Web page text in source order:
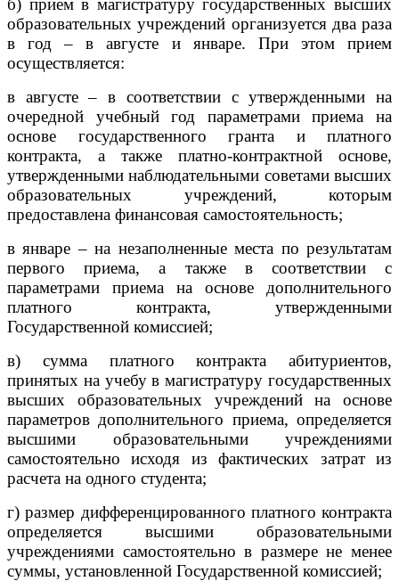
б) прием в магистратуру государственных высших
образовательных учреждений организуется два раза
в год – в августе и январе. При этом прием
осуществляется:
в августе – в соответствии с утвержденными на
очередной учебный год параметрами приема на
основе государственного гранта и платного
контракта, а также платно-контрактной основе,
утвержденными наблюдательными советами высших
образовательных учреждений, которым
предоставлена финансовая самостоятельность;
в январе – на незаполненные места по результатам
первого приема, а также в соответствии с
параметрами приема на основе дополнительного
платного контракта, утвержденными
Государственной комиссией;
в) сумма платного контракта абитуриентов,
принятых на учебу в магистратуру государственных
высших образовательных учреждений на основе
параметров дополнительного приема, определяется
высшими образовательными учреждениями
самостоятельно исходя из фактических затрат из
расчета на одного студента;
г) размер дифференцированного платного контракта
определяется высшими образовательными
учреждениями самостоятельно в размере не менее
суммы, установленной Государственной комиссией;